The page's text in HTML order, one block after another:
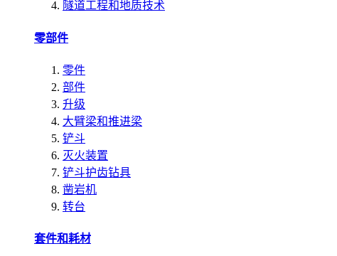
隧道工程和地质技术
零部件
零件
部件
升级
大臂梁和推进梁
铲斗
灭火装置
铲斗护齿钻具
凿岩机
转台
套件和耗材